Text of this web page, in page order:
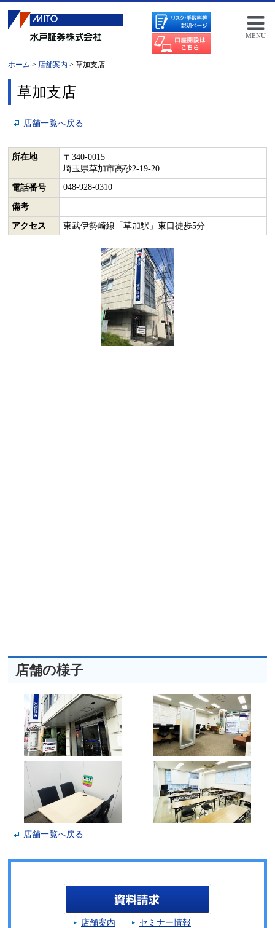
MENU
ホーム > 店舗案内 > 草加支店
草加支店
店舗一覧へ戻る
所在地
〒340-0015
埼玉県草加市高砂2-19-20
電話番号
048-928-0310
備考
アクセス
東武伊勢崎線「草加駅」東口徒歩5分
店舗の様子
店舗一覧へ戻る
店舗案内 セミナー情報